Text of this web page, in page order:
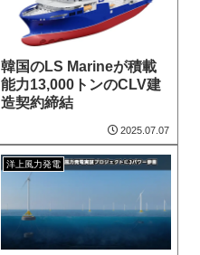
韓国のLS Marineが積載
能力13,000トンのCLV建
造契約締結
2025.07.07
洋上風力発電